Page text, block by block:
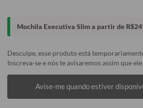
Mochila Executiva Slim a partir de
Desculpe, esse produto está
Inscreva-se e nós te avisaremos assim que
Avise-me quando estiver